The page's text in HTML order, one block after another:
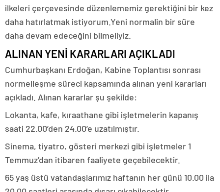
ilkeleri çerçevesinde düzenlememiz gerektiğini bir kez
daha hatırlatmak istiyorum.Yeni normalin bir süre
daha devam edeceğini bilmeliyiz.
ALINAN YENİ KARARLARI AÇIKLADI
Cumhurbaşkanı Erdoğan, Kabine Toplantısı sonrası
normelleşme süreci kapsamında alınan yeni kararları
açıkladı. Alınan kararlar şu şekilde:
Lokanta, kafe, kıraathane gibi işletmelerin kapanış
saati 22.00’den 24.00’e uzatılmıştır.
Sinema, tiyatro, gösteri merkezi gibi işletmeler 1
Temmuz’dan itibaren faaliyete geçebilecektir.
65 yaş üstü vatandaşlarımız haftanın her günü 10.00 ila